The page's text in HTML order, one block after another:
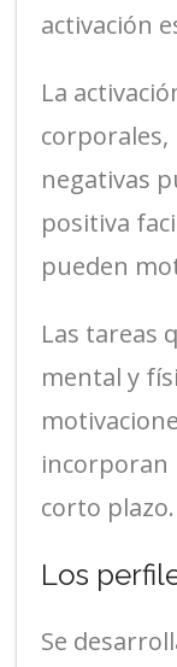
activación
La
corporales,
negativas
positiva
pueden
Las tareas
mental y
incorporan
corto plazo.
Los
Se